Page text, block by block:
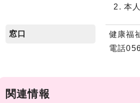
本
窓口
健康福
電話
関連情報